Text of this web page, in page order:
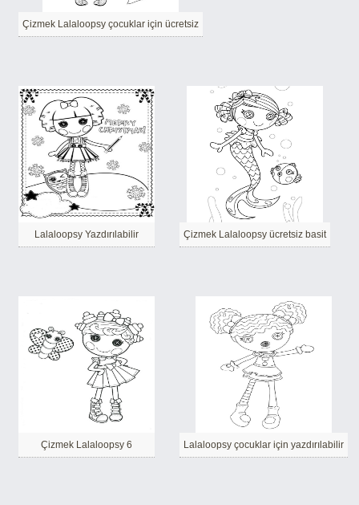
Çizmek Lalaloopsy çocuklar için ücretsiz
Lalaloopsy Yazdırılabilir Çizmek Lalaloopsy ücretsiz basit
Çizmek Lalaloopsy 6 Lalaloopsy çocuklar için yazdırılabilir